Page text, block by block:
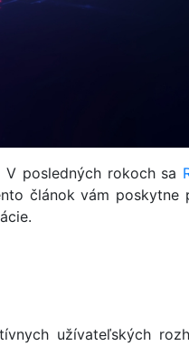
V posledných rokoch sa
článok vám poskytne
užívateľských